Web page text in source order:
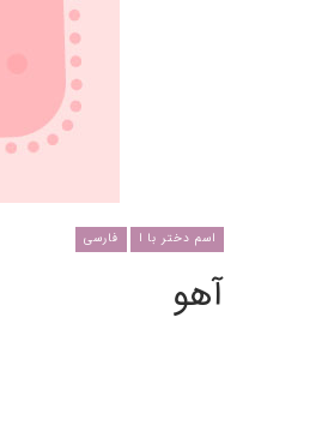
اسم دختر با ا فارسی
آهو